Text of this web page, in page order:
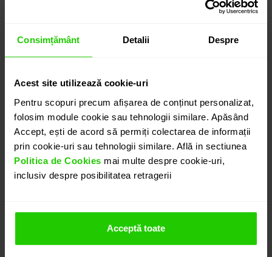
Consimțământ Detalii Despre
Acest site utilizează cookie-uri
Pentru scopuri precum afișarea de conținut personalizat,
folosim module cookie sau tehnologii similare. Apăsând
Accept, ești de acord să permiți colectarea de informații
prin cookie-uri sau tehnologii similare. Află in sectiunea
Politica de Cookies mai multe despre cookie-uri,
inclusiv despre posibilitatea retragerii
Acceptă toate
aur 18k / peridot /
diamante
10.640 lei
aur 18k / peridot / onix
/ diamante
8.475 lei